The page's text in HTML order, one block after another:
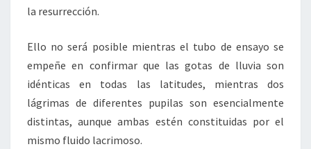
la resurrección.
Ello no será posible mientras el tubo de ensayo se
empeñe en confirmar que las gotas de lluvia son
idénticas en todas las latitudes, mientras dos
lágrimas de diferentes pupilas son esencialmente
distintas, aunque ambas estén constituidas por el
mismo fluido lacrimoso.